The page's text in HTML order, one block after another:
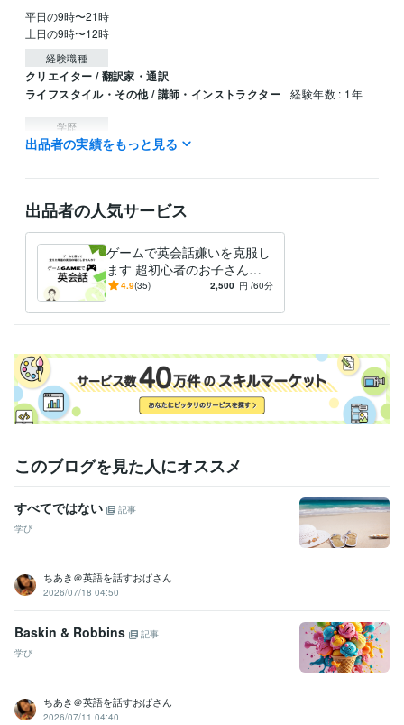
平日の9時〜21時
土日の9時〜12時
経験職種
クリエイター / 翻訳家・通訳
ライフスタイル・その他 / 講師・インストラクター
経験年数 : 1年
学歴
筑波大学 2020年3月 ~ 現在
出品者の実績をもっと見る
出品者の人気サービス
ゲームで英会話嫌いを克服し
ます 超初心者のお子さんで
も安心！とにかく楽しく続く
4.9(35) 2,500 円 /60分
このブログを見た人にオススメ
すべてではない
記事
学び
ちあき＠英語を話すおばさん
2026/07/18 04:50
Baskin & Robbins
記事
学び
ちあき＠英語を話すおばさん
2026/07/11 04:40